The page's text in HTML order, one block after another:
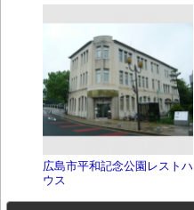
広島市平和記念公園レストハ
ウス